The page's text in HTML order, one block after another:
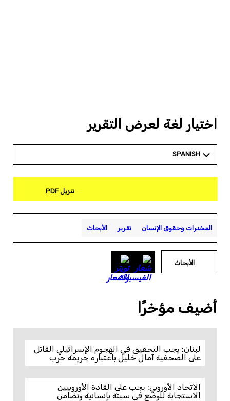
اختيار لغة لعرض التقرير
SPANISH
تنزيل PDF
المخدرات وحقوق الإنسان تقرير الأبحاث
الأبحاث
أضيف مؤخرًا
لبنان: يجب التحقيق في الهجوم الإسرائيلي القاتل
على الصحفية آمال خليل باعتباره جريمة حرب
الاتحاد الأوروبي: يجب على القادة الأوروبيين
الاستجابة للوضع في سبتة بإنسانية وتضامن